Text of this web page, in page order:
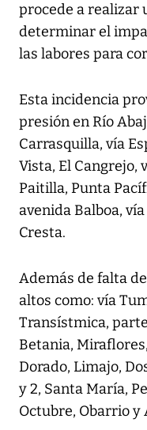
procede a realizar
determinar el
las labores para
Esta incidencia
presión en Río
Carrasquilla, vía
Vista, El Cangrejo,
Paitilla, Punta
avenida Balboa,
Cresta.
Además de falta
altos como: vía
Transístmica,
Betania,
Dorado, Limajo,
y 2, Santa María,
Octubre, Obarrio y